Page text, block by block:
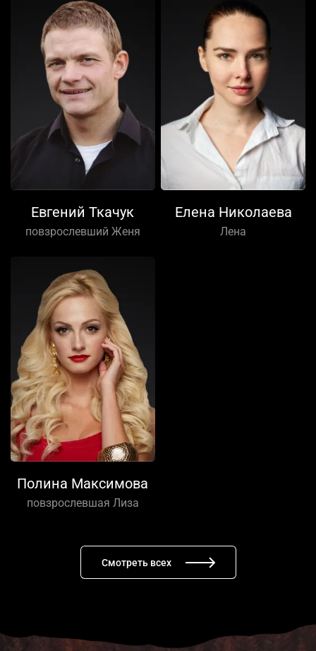
Евгений Ткачук
повзрослевший Женя
Елена Николаева
Лена
Полина Максимова
повзрослевшая Лиза
Смотреть всех